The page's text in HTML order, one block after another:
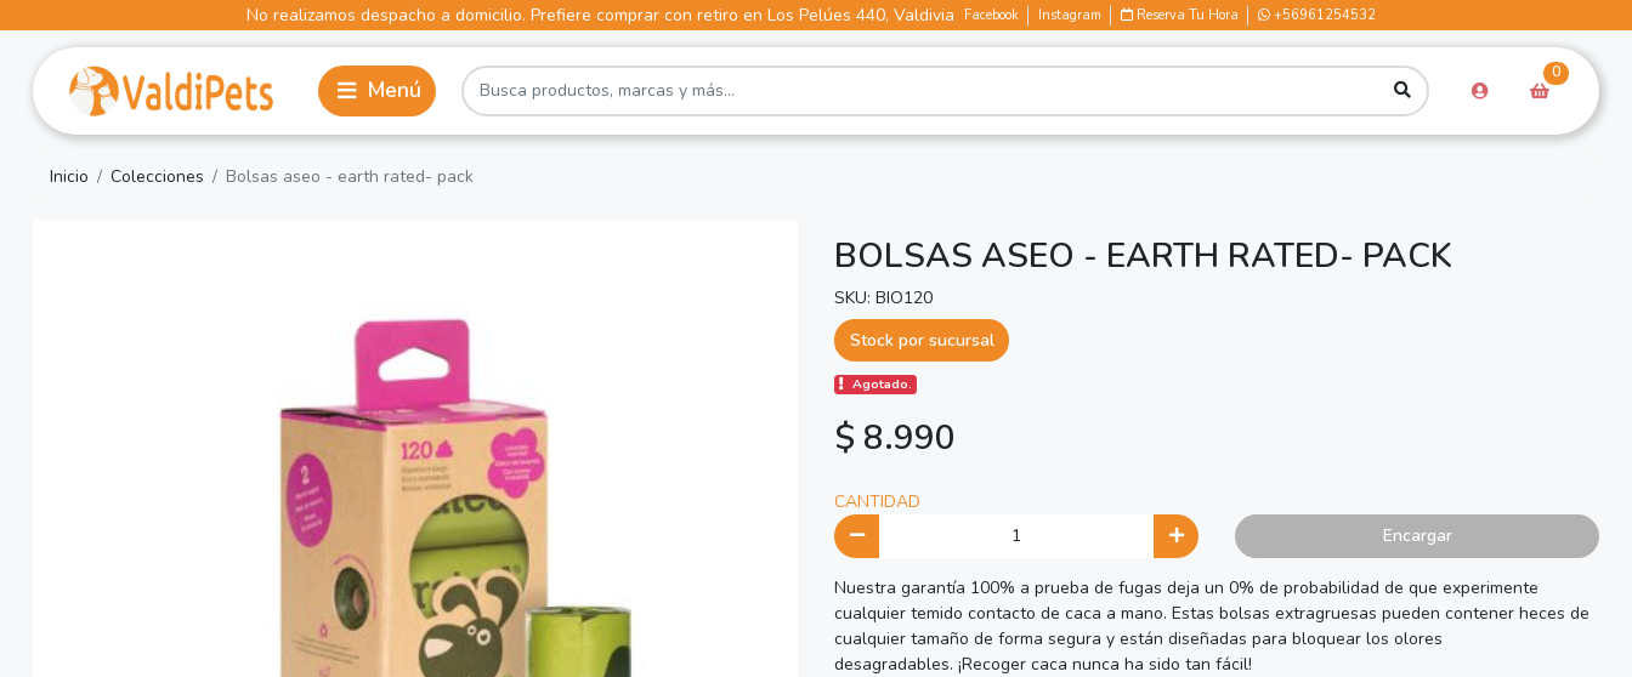
No realizamos despacho a domicilio. Prefiere comprar con retiro en Los Pelúes 440, Valdivia Facebook Instagram Reserva Tu Hora +56961254532
0
Inicio Colecciones Bolsas aseo - earth rated- pack
BOLSAS ASEO - EARTH RATED- PACK
SKU: BIO120
Stock por sucursal
Agotado.
$ 8.990
CANTIDAD
Encargar
Nuestra garantía 100% a prueba de fugas deja un 0% de probabilidad de que experimente
cualquier temido contacto de caca a mano. Estas bolsas extragruesas pueden contener heces de
cualquier tamaño de forma segura y están diseñadas para bloquear los olores
desagradables. ¡Recoger caca nunca ha sido tan fácil!